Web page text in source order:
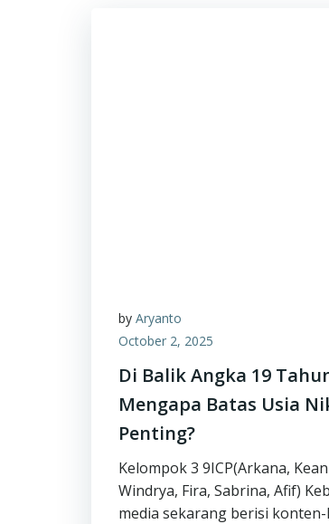
by Aryanto
October 2, 2025
Di Balik Angka 19
Mengapa Batas Usia
Penting?
Kelompok 3 9ICP(Arkana,
Windrya, Fira, Sabrina, Afif)
media sekarang berisi